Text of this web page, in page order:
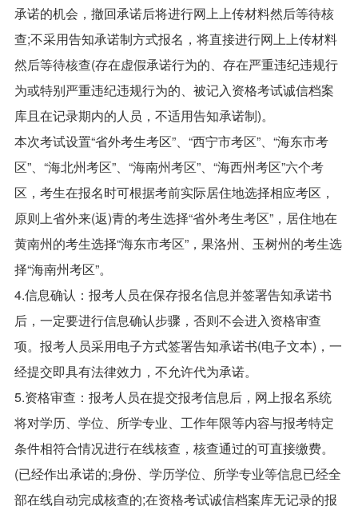
承诺的机会，撤回承诺后将进行网上上传材料然后等待核
查;不采用告知承诺制方式报名，将直接进行网上上传材料
然后等待核查(存在虚假承诺行为的、存在严重违纪违规行
为或特别严重违纪违规行为的、被记入资格考试诚信档案
库且在记录期内的人员，不适用告知承诺制)。
本次考试设置“省外考生考区”、“西宁市考区”、“海东市考
区”、“海北州考区”、“海南州考区”、“海西州考区”六个考
区，考生在报名时可根据考前实际居住地选择相应考区，
原则上省外来(返)青的考生选择“省外考生考区”，居住地在
黄南州的考生选择“海东市考区”，果洛州、玉树州的考生选
择“海南州考区”。
4.信息确认：报考人员在保存报名信息并签署告知承诺书
后，一定要进行信息确认步骤，否则不会进入资格审查
项。报考人员采用电子方式签署告知承诺书(电子文本)，一
经提交即具有法律效力，不允许代为承诺。
5.资格审查：报考人员在提交报考信息后，网上报名系统
将对学历、学位、所学专业、工作年限等内容与报考特定
条件相符合情况进行在线核查，核查通过的可直接缴费。
(已经作出承诺的;身份、学历学位、所学专业等信息已经全
部在线自动完成核查的;在资格考试诚信档案库无记录的报